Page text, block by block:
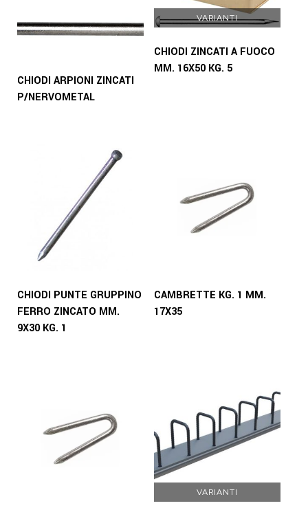
CHIODI ARPIONI ZINCATI
P/NERVOMETAL
VARIANTI
CHIODI ZINCATI A FUOCO
MM. 16X50 KG. 5
CHIODI PUNTE GRUPPINO
FERRO ZINCATO MM.
9X30 KG. 1
CAMBRETTE KG. 1 MM.
17X35
VARIANTI